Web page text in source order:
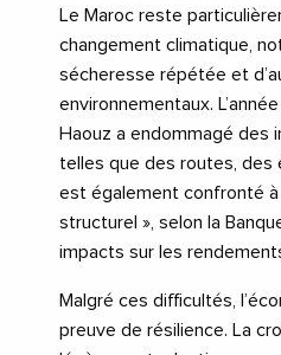
Le Maroc reste
changement climatique,
sécheresse répétée et
environnementaux.
Haouz a endommagé des
telles que des routes, des
est également confronté à
structurel », selon la
impacts sur les
Malgré ces difficultés,
preuve de résilience. La